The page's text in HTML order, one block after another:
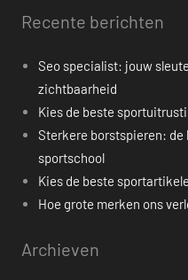
Recente berichten
Seo specialist: jouw
zichtbaarheid
Kies de beste
Sterkere borstspieren: de
sportschool
Kies de beste
Hoe grote merken ons
Archieven